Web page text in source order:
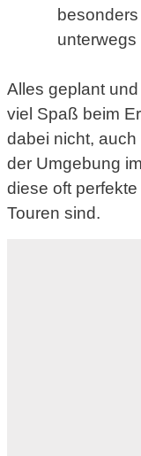
unterwegs
Alles geplant
viel Spaß beim
dabei nicht, auch
der Umgebung
diese oft
Touren sind.